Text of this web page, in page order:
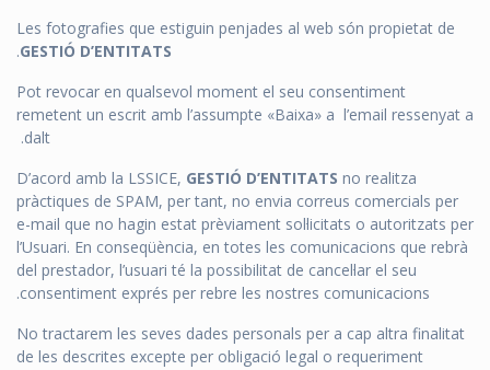
Les fotografies que estiguin penjades al web són propietat de
GESTIÓ D’ENTITATS
.
Pot revocar en qualsevol moment el seu consentiment
remetent un escrit amb l’assumpte «Baixa» a l’email ressenyat a
dalt.
D’acord amb la LSSICE, GESTIÓ D’ENTITATS no realitza
pràctiques de SPAM, per tant, no envia correus comercials per
e-mail que no hagin estat prèviament sol·licitats o autoritzats per
l’Usuari. En conseqüència, en totes les comunicacions que rebrà
del prestador, l’usuari té la possibilitat de cancel·lar el seu
consentiment exprés per rebre les nostres comunicacions.
No tractarem les seves dades personals per a cap altra finalitat
de les descrites excepte per obligació legal o requeriment